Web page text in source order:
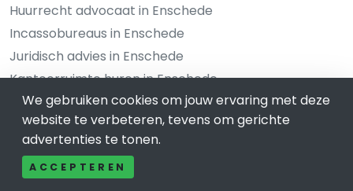
Huurrecht advocaat in Enschede
Incassobureaus in Enschede
Juridisch advies in Enschede
Kantoorruimte huren in Enschede
Klantenservice uitbesteden in Enschede
Koerier in Enschede
Letselschaderecht advocaat in Enschede
Makelaars in Enschede
We gebruiken cookies om jouw ervaring met deze
website te verbeteren, tevens om gerichte
advertenties te tonen.
ACCEPTEREN